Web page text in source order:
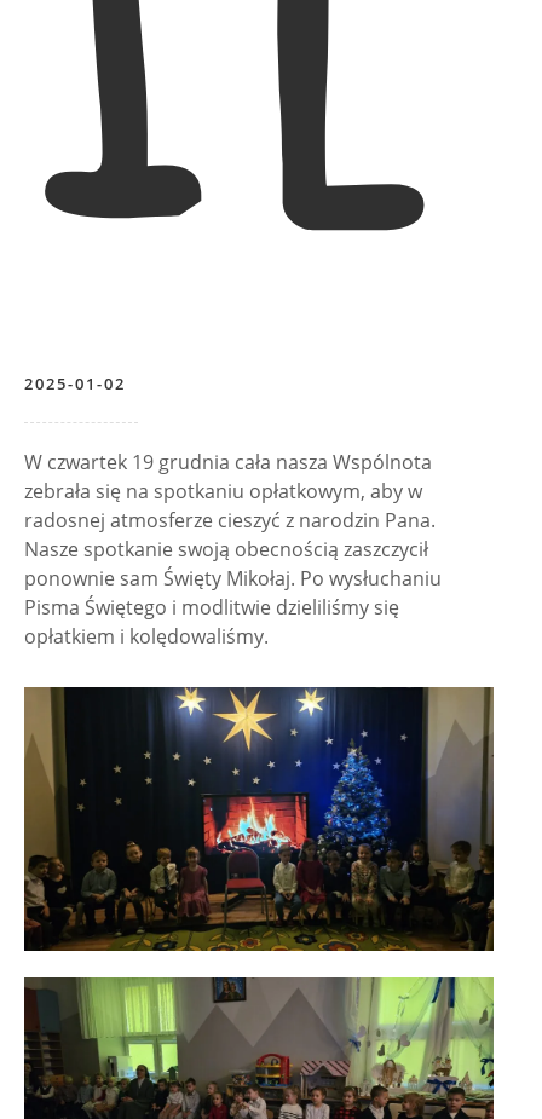
2025-01-02
W czwartek 19 grudnia cała nasza Wspólnota
zebrała się na spotkaniu opłatkowym, aby w
radosnej atmosferze cieszyć z narodzin Pana.
Nasze spotkanie swoją obecnością zaszczycił
ponownie sam Święty Mikołaj. Po wysłuchaniu
Pisma Świętego i modlitwie dzieliliśmy się
opłatkiem i kolędowaliśmy.